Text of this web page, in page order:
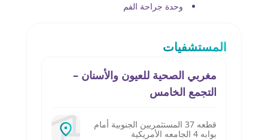
وحدة جراحة الفم
المستشفيات
مغربي الصحية للعيون والأسنان –
التجمع الخامس
قطعه 37 المستثمريين الجنوبية أمام
بوابه 4 الجامعه الأمريكية